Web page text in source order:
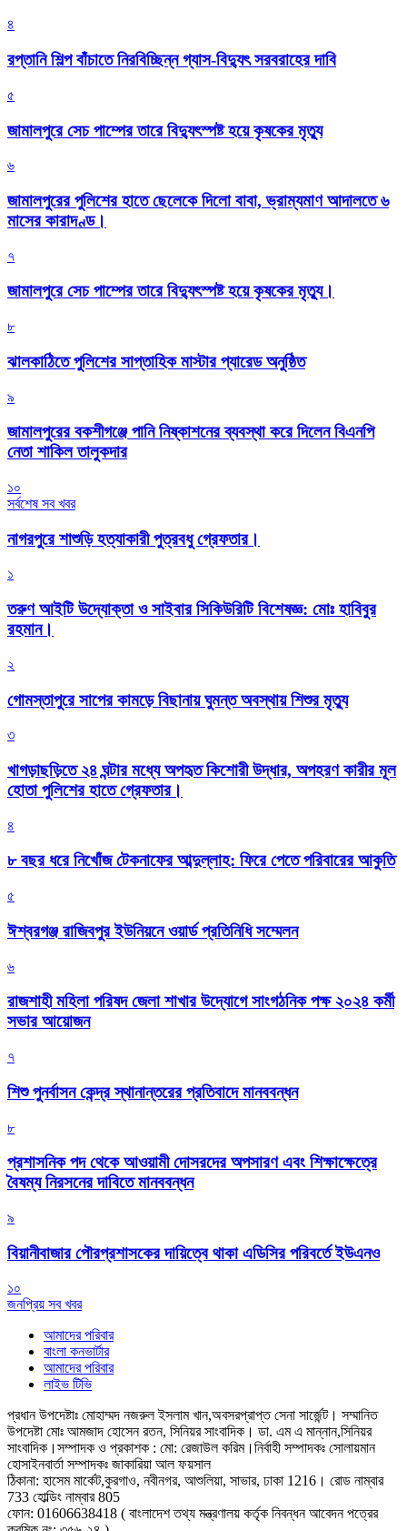
৪
রপ্তানি শিল্প বাঁচাতে নিরবিচ্ছিন্ন গ্যাস-বিদ্যুৎ সরবরাহের দাবি
৫
জামালপুরে সেচ পাম্পের তারে বিদ্যুৎস্পষ্ট হয়ে কৃষকের মৃত্যু
৬
জামালপুরের পুলিশের হাতে ছেলেকে দিলো বাবা, ভ্রাম্যমাণ আদালতে ৬
মাসের কারাদণ্ড।
৭
জামালপুরে সেচ পাম্পের তারে বিদ্যুৎস্পষ্ট হয়ে কৃষকের মৃত্যু।
৮
‎ঝালকাঠিতে পুলিশের সাপ্তাহিক মাস্টার প্যারেড অনুষ্ঠিত
৯
জামালপুরের বকশীগঞ্জে পানি নিষ্কাশনের ব্যবস্থা করে দিলেন বিএনপি
নেতা শাকিল তালুকদার
১০
সর্বশেষ সব খবর
নাগরপুরে শাশুড়ি হত্যাকারী পুত্রবধু গ্রেফতার।
১
তরুণ আইটি উদ্যোক্তা ও সাইবার সিকিউরিটি বিশেষজ্ঞ: মোঃ হাবিবুর
রহমান।
২
গোমস্তাপুরে সাপের কামড়ে বিছানায় ঘুমন্ত অবস্থায় শিশুর মৃত্যু
৩
খাগড়াছড়িতে ২৪ ঘন্টার মধ্যে অপহৃত কিশোরী উদ্ধার, অপহরণ কারীর মূল
হোতা পুলিশের হাতে গ্রেফতার।
৪
৮ বছর ধরে নিখোঁজ টেকনাফের আব্দুল্লাহ: ফিরে পেতে পরিবারের আকুতি
৫
ঈশ্বরগঞ্জ রাজিবপুর ইউনিয়নে ওয়ার্ড প্রতিনিধি সম্মেলন
৬
রাজশাহী মহিলা পরিষদ জেলা শাখার উদ্যোগে সাংগঠনিক পক্ষ ২০২৪ কর্মী
সভার আয়োজন
৭
শিশু পুনর্বাসন কেন্দ্র স্থানান্তরের প্রতিবাদে মানববন্ধন
৮
প্রশাসনিক পদ থেকে আওয়ামী দোসরদের অপসারণ এবং শিক্ষাক্ষেত্রে
বৈষম্য নিরসনের দাবিতে মানববন্ধন
৯
বিয়ানীবাজার পৌরপ্রশাসকের দায়িত্বে থাকা এডিসির পরিবর্তে ইউএনও
১০
জনপ্রিয় সব খবর
আমাদের পরিবার
বাংলা কনভার্টার
আমাদের পরিবার
লাইভ টিভি
প্রধান উপদেষ্টাঃ মোহাম্মদ নজরুল ইসলাম খান,অবসরপ্রাপ্ত সেনা সার্জেন্ট। সম্মানিত
উপদেষ্টা মোঃ আমজাদ হোসেন রতন, সিনিয়র সাংবাদিক। ডা. এম এ মান্নান,সিনিয়র
সাংবাদিক। সম্পাদক ও প্রকাশক : মো: রেজাউল করিম। নির্বাহী সম্পাদকঃ সোলায়মান
হোসাইনবার্তা সম্পাদকঃ জাকারিয়া আল ফয়সাল
ঠিকানা: হাসেম মার্কেট,কুরগাও, নবীনগর, আশুলিয়া, সাভার, ঢাকা 1216। রোড নাম্বার
733 হোল্ডিং নাম্বার 805
ফোন: 01606638418 ( বাংলাদেশ তথ্য মন্ত্রণালয় কর্তৃক নিবন্ধন আবেদন পত্রের